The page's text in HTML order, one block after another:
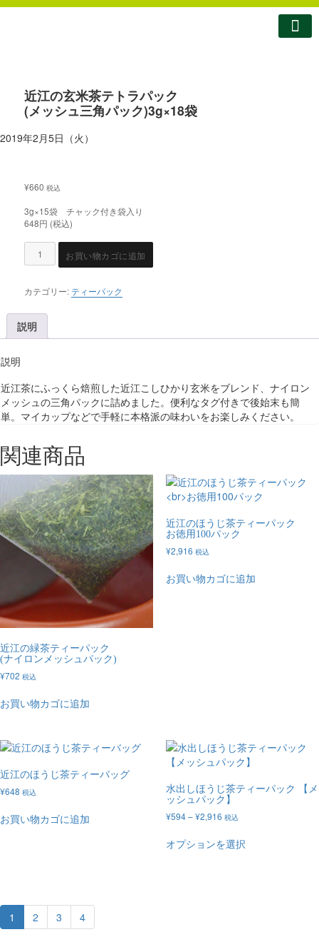
近江の玄米茶テトラパック
(メッシュ三角パック)3g×18袋
2019年2月5日（火）
¥660 税込
3g×15袋 チャック付き袋入り
648円 (税込)
お買い物カゴに追加
カテゴリー: ティーパック
説明
説明
近江茶にふっくら焙煎した近江こしひかり玄米をブレンド、ナイロン
メッシュの三角パックに詰めました。便利なタグ付きで後始末も簡
単。マイカップなどで手軽に本格派の味わいをお楽しみください。
関連商品
近江の緑茶ティーパック
(ナイロンメッシュパック)
¥702 税込
お買い物カゴに追加
近江のほうじ茶ティーパック
お徳用100パック
¥2,916 税込
お買い物カゴに追加
近江のほうじ茶ティーバッグ
¥648 税込
お買い物カゴに追加
水出しほうじ茶ティーパック 【メ
ッシュパック】
¥594–¥2,916 税込
オプションを選択
1 2 3 4